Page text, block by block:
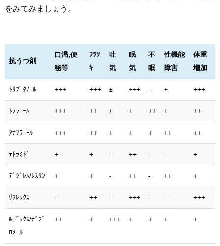
をみてみましょう。
抗うつ剤
口渇,便
秘等
ﾌﾗﾂ
ｷ
吐
気
眠
気
不
眠
性機能
障害
体重
増加
ﾄﾘﾌﾟﾀﾉｰﾙ +++ +++ ± +++ - + +++
ﾄﾌﾗﾆｰﾙ +++ ++ ± + ++ + ++
ｱﾅﾌﾗﾆｰﾙ +++ ++ + + + ++ ++
ﾃﾄﾗﾐﾄﾞ + + - ++ - - +
ﾃﾞｼﾞﾚﾙ/ﾚｽﾘﾝ + + - ++ - ++ +
ﾘﾌﾚｯｸｽ - ++ - +++ - - +++
ﾙﾎﾞｯｸｽ/ﾃﾞﾌﾟ
ﾛﾒｰﾙ
++ + +++ + + + +